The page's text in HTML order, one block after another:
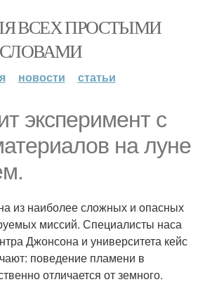
ВСЕХ ПРОСТЫМИ
СЛОВАМИ
новости статьи
эксперимент с
на луне
из наиболее сложных и опасных
миссий. Специалисты наса
Джонсона и университета кейс
поведение пламени в
отличается от земного.